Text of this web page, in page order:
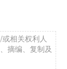
相关权利人
摘编、复制及